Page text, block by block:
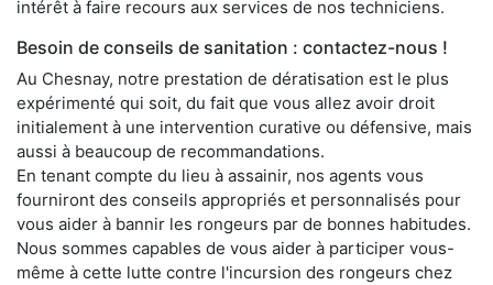
intérêt à faire recours aux services de nos techniciens.
Besoin de conseils de sanitation : contactez-nous !
Au Chesnay, notre prestation de dératisation est le plus
expérimenté qui soit, du fait que vous allez avoir droit
initialement à une intervention curative ou défensive, mais
aussi à beaucoup de recommandations.
En tenant compte du lieu à assainir, nos agents vous
fourniront des conseils appropriés et personnalisés pour
vous aider à bannir les rongeurs par de bonnes habitudes.
Nous sommes capables de vous aider à participer vous-
même à cette lutte contre l'incursion des rongeurs chez